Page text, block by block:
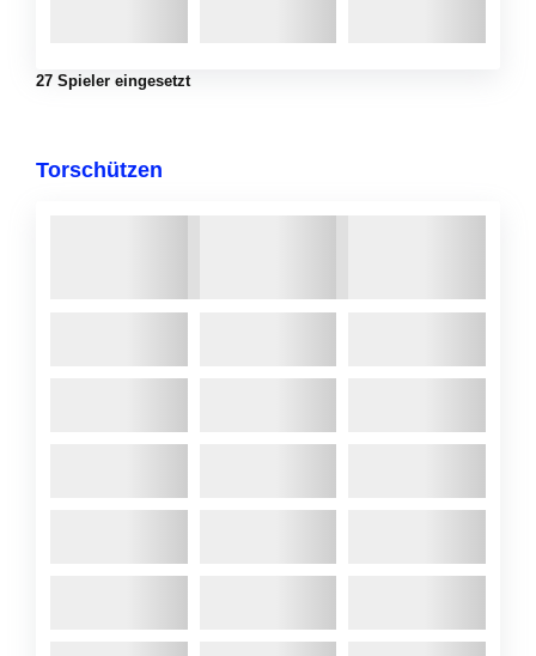
27 Spieler eingesetzt
Torschützen